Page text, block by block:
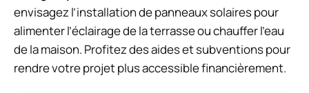
envisagez l’installation de panneaux solaires pour
alimenter l’éclairage de la terrasse ou chauffer l’eau
de la maison. Profitez des aides et subventions pour
rendre votre projet plus accessible financièrement.